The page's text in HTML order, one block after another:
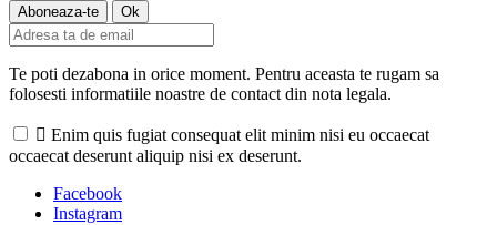
Te poti dezabona in orice moment. Pentru aceasta te rugam sa
folosesti informatiile noastre de contact din nota legala.
 Enim quis fugiat consequat elit minim nisi eu occaecat
occaecat deserunt aliquip nisi ex deserunt.
Facebook
Instagram